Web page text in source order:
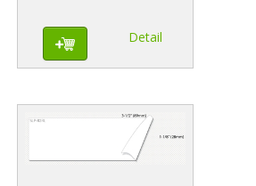
Detail